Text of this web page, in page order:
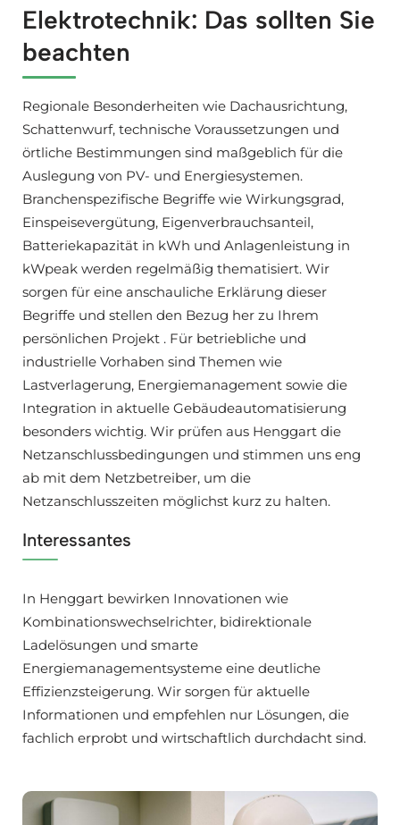
Elektrotechnik: Das sollten Sie
beachten
Regionale Besonderheiten wie Dachausrichtung,
Schattenwurf, technische Voraussetzungen und
örtliche Bestimmungen sind maßgeblich für die
Auslegung von PV- und Energiesystemen.
Branchenspezifische Begriffe wie Wirkungsgrad,
Einspeisevergütung, Eigenverbrauchsanteil,
Batteriekapazität in kWh und Anlagenleistung in
kWpeak werden regelmäßig thematisiert. Wir
sorgen für eine anschauliche Erklärung dieser
Begriffe und stellen den Bezug her zu Ihrem
persönlichen Projekt . Für betriebliche und
industrielle Vorhaben sind Themen wie
Lastverlagerung, Energiemanagement sowie die
Integration in aktuelle Gebäudeautomatisierung
besonders wichtig. Wir prüfen aus Henggart die
Netzanschlussbedingungen und stimmen uns eng
ab mit dem Netzbetreiber, um die
Netzanschlusszeiten möglichst kurz zu halten.
Interessantes
In Henggart bewirken Innovationen wie
Kombinationswechselrichter, bidirektionale
Ladelösungen und smarte
Energiemanagementsysteme eine deutliche
Effizienzsteigerung. Wir sorgen für aktuelle
Informationen und empfehlen nur Lösungen, die
fachlich erprobt und wirtschaftlich durchdacht sind.